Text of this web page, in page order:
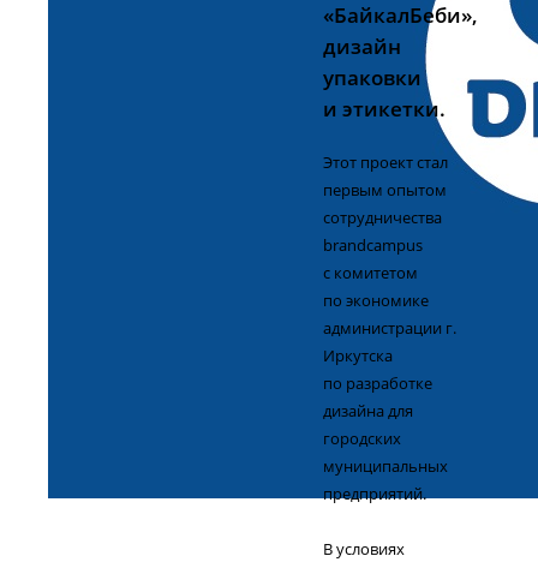
«БайкалБеби»,
дизайн
упаковки
и этикетки.
Этот проект стал
первым опытом
сотрудничества
brandcampus
с комитетом
по экономике
администрации г.
Иркутска
по разработке
дизайна для
городских
муниципальных
предприятий.
В условиях